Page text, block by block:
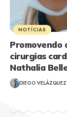
NOTÍCIAS
Promovendo
cirurgias
Nathalia
DIEGO VELÁZQUEZ